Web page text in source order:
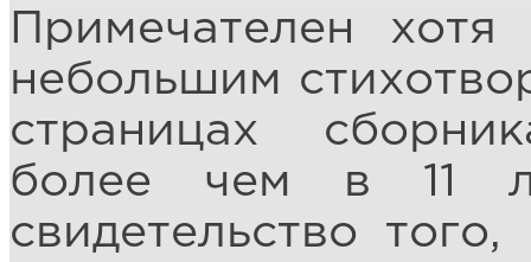
Примечателен
небольшим
страницах
более чем в 11
свидетельство